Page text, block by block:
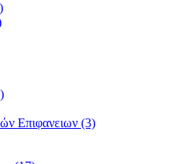
Επιφανειων (3)